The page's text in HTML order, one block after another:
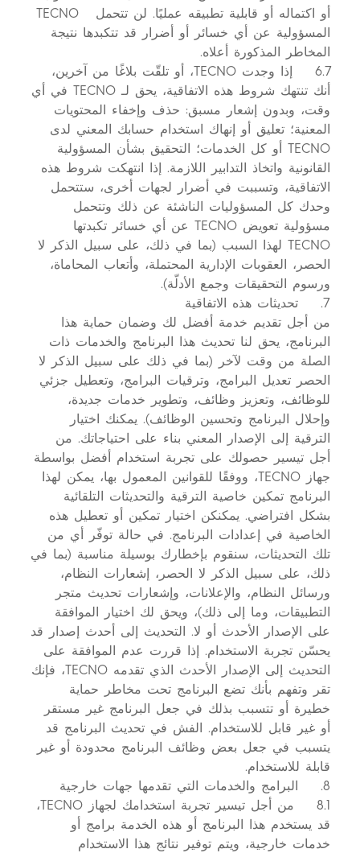
أو اكتماله أو قابلية تطبيقه عمليًا. لن تتحمل TECNO
المسؤولية عن أي خسائر أو أضرار قد تتكبدها نتيجة
المخاطر المذكورة أعلاه.
6.7 إذا وجدت TECNO، أو تلقّت بلاغًا من آخرين،
أنك تنتهك شروط هذه الاتفاقية، يحق لـ TECNO في أي
وقت، وبدون إشعار مسبق: حذف وإخفاء المحتويات
المعنية؛ تعليق أو إنهاك استخدام حسابك المعني لدى
TECNO أو كل الخدمات؛ التحقيق بشأن المسؤولية
القانونية واتخاذ التدابير اللازمة. إذا انتهكت شروط هذه
الاتفاقية، وتسببت في أضرار لجهات أخرى، ستتحمل
وحدك كل المسؤوليات الناشئة عن ذلك وتتحمل
مسؤولية تعويض TECNO عن أي خسائر تكبدتها
TECNO لهذا السبب (بما في ذلك، على سبيل الذكر لا
الحصر، العقوبات الإدارية المحتملة، وأتعاب المحاماة،
ورسوم التحقيقات وجمع الأدلّة).
7. تحديثات هذه الاتفاقية
من أجل تقديم خدمة أفضل لك وضمان حماية هذا
البرنامج، يحق لنا تحديث هذا البرنامج والخدمات ذات
الصلة من وقت لآخر (بما في ذلك على سبيل الذكر لا
الحصر تعديل البرامج، وترقيات البرامج، وتعطيل جزئي
للوظائف، وتعزيز وظائف، وتطوير خدمات جديدة،
وإحلال البرنامج وتحسين الوظائف). يمكنك اختيار
الترقية إلى الإصدار المعني بناء على احتياجاتك. من
أجل تيسير حصولك على تجربة استخدام أفضل بواسطة
جهاز TECNO، ووفقًا للقوانين المعمول بها، يمكن لهذا
البرنامج تمكين خاصية الترقية والتحديثات التلقائية
بشكل افتراضي. يمكنكن اختيار تمكين أو تعطيل هذه
الخاصية في إعدادات البرنامج. في حالة توفّر أي من
تلك التحديثات، سنقوم بإخطارك بوسيلة مناسبة (بما في
ذلك، على سبيل الذكر لا الحصر، إشعارات النظام،
ورسائل النظام، والإعلانات، وإشعارات تحديث متجر
التطبيقات، وما إلى ذلك)، ويحق لك اختيار الموافقة
على الإصدار الأحدث أو لا. التحديث إلى أحدث إصدار قد
يحسّن تجربة الاستخدام. إذا قررت عدم الموافقة على
التحديث إلى الإصدار الأحدث الذي تقدمه TECNO، فإنك
تقر وتفهم بأنك تضع البرنامج تحت مخاطر حماية
خطيرة أو تتسبب بذلك في جعل البرنامج غير مستقر
أو غير قابل للاستخدام. الفش في تحديث البرنامج قد
يتسبب في جعل بعض وظائف البرنامج محدودة أو غير
قابلة للاستخدام.
8. البرامج والخدمات التي تقدمها جهات خارجية
8.1 من أجل تيسير تجربة استخدامك لجهاز TECNO،
قد يستخدم هذا البرنامج أو هذه الخدمة برامج أو
خدمات خارجية، ويتم توفير نتائج هذا الاستخدام